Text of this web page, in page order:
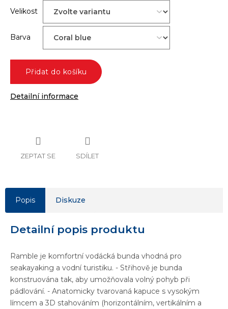
Velikost
Barva
Přidat do košíku
Detailní informace
ZEPTAT SE SDÍLET
Popis Diskuze
Detailní popis produktu
Ramble je komfortní vodácká bunda vhodná pro
seakayaking a vodní turistiku. - Střihově je bunda
konstruována tak, aby umožňovala volný pohyb při
pádlování. - Anatomicky tvarovaná kapuce s vysokým
límcem a 3D stahováním (horizontálním, vertikálním a